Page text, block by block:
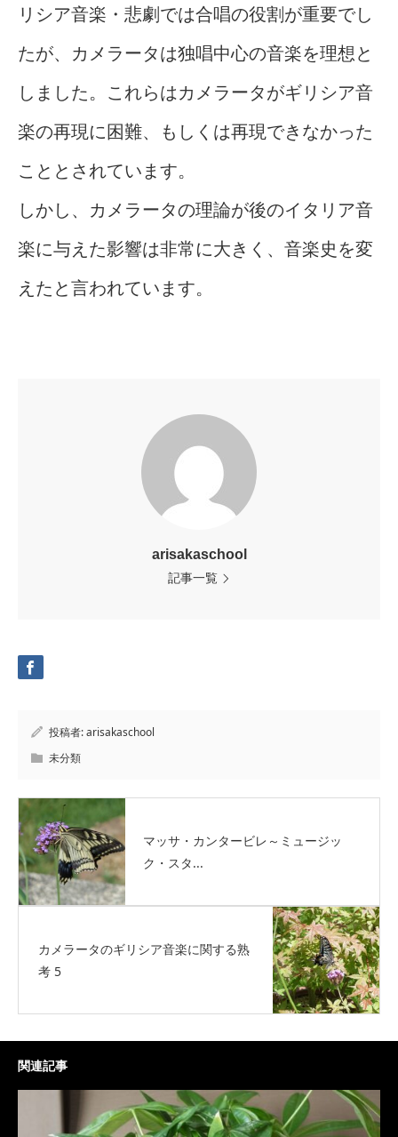
リシア音楽・悲劇では合唱の役割が重要でし
たが、カメラータは独唱中心の音楽を理想と
しました。これらはカメラータがギリシア音
楽の再現に困難、もしくは再現できなかった
こととされています。
しかし、カメラータの理論が後のイタリア音
楽に与えた影響は非常に大きく、音楽史を変
えたと言われています。
arisakaschool
記事一覧
投稿者:arisakaschool
未分類
マッサ・カンタービレ～ミュージッ
ク・スタ...
カメラータのギリシア音楽に関する熟
考 5
関連記事